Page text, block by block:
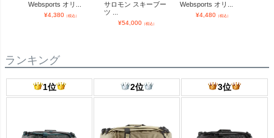
Websports オリ...
¥4,380（税込）
サロモン スキーブー
ツ ...
¥54,000（税込）
Websports オリ...
¥4,480（税込）
ランキング
1位 2位 3位